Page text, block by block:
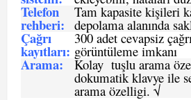
Telefon
rehberi:
Tam kapasite kişileri
depolama alanında
Çağrı
kayıtları:
300 adet cevapsiz
görüntüleme imkanı
Arama: Kolay tuşlu arama
dokumatik klavye ile
arama özelligi. √